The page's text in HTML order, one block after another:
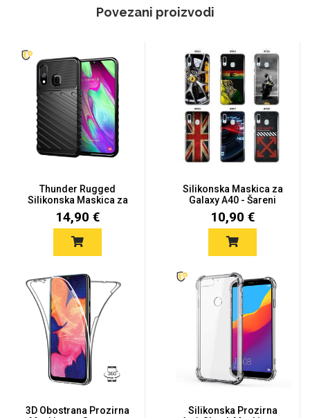
Povezani proizvodi
Thunder Rugged
Silikonska Maskica za
Galaxy A4...
14,90 €
Silikonska Maskica za
Galaxy A40 - Šareni
moti...
10,90 €
3D Obostrana Prozirna
Silikonska Prozirna